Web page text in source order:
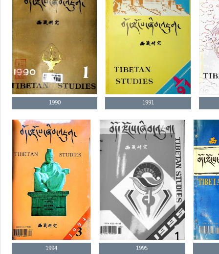
1990 1991
1994 1995